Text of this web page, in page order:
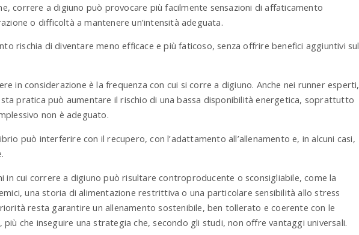
correre a digiuno può provocare più facilmente sensazioni di affaticamento
o difficoltà a mantenere un’intensità adeguata.
rischia di diventare meno efficace e più faticoso, senza offrire benefici aggiuntivi sul
in considerazione è la frequenza con cui si corre a digiuno. Anche nei runner esperti,
pratica può aumentare il rischio di una bassa disponibilità energetica, soprattutto
non è adeguato.
può interferire con il recupero, con l’adattamento all’allenamento e, in alcuni casi,
in cui correre a digiuno può risultare controproducente o sconsigliabile, come la
una storia di alimentazione restrittiva o una particolare sensibilità allo stress
resta garantire un allenamento sostenibile, ben tollerato e coerente con le
più che inseguire una strategia che, secondo gli studi, non offre vantaggi universali.